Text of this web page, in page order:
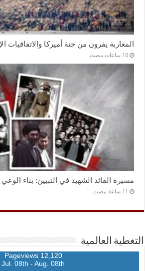
المغاربة يفرون من جنة أميركا والاتفاقيات
‏10 ساعات مضت
مسيرة القائد الشهيد في التبيين: بناء
التغطية العالمية
12,120 Pageviews
Jul. 08th - Aug. 08th